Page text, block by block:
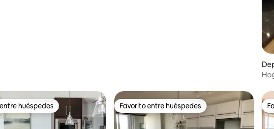
huéspedes
huéspedes Favorito entre huéspedes
Favorito entre huéspedes